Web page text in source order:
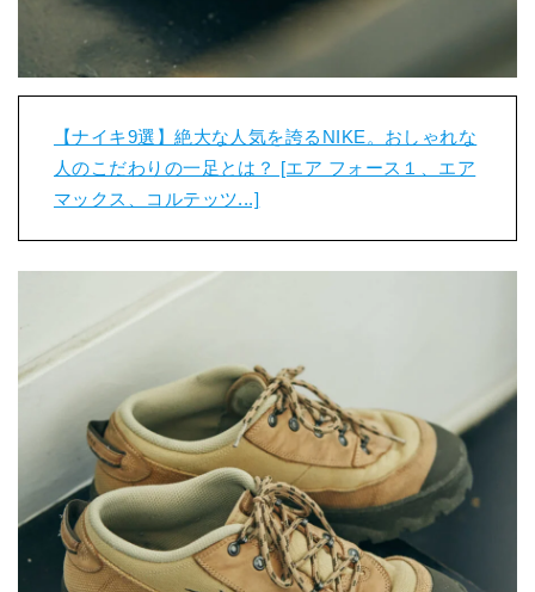
【ナイキ9選】絶大な人気を誇るNIKE。おしゃれな
人のこだわりの一足とは？ [エア フォース１、エア
マックス、コルテッツ...]